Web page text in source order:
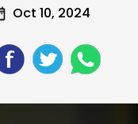
Oct 10, 2024